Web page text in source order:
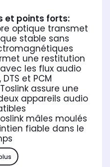
et points forts:
optique transmet
stable sans
une restitution
les flux audio
et PCM
assure une
appareils audio
mâles moulés
fiable dans le